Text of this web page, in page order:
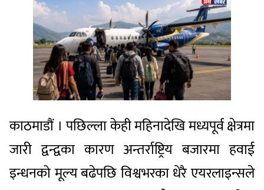
काठमाडौं । पछिल्ला केही महिनादेखि मध्यपूर्व क्षेत्रमा
जारी द्वन्द्वका कारण अन्तर्राष्ट्रिय बजारमा हवाई
इन्धनको मूल्य बढेपछि विश्वभरका धेरै एयरलाइन्सले